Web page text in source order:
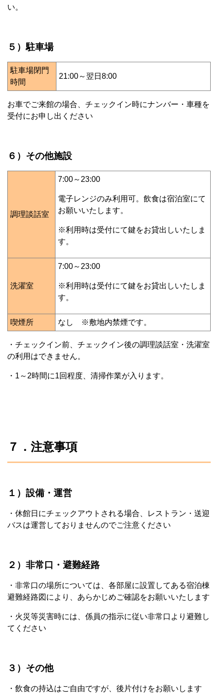
い。
５）駐車場
駐車場閉門
時間
21:00～翌日8:00
お車でご来館の場合、チェックイン時にナンバー・車種を
受付にお申し出ください
６）その他施設
調理談話室
7:00～23:00
電子レンジのみ利用可。飲食は宿泊室にて
お願いいたします。
※利用時は受付にて鍵をお貸出しいたしま
す。
洗濯室
7:00～23:00
※利用時は受付にて鍵をお貸出しいたしま
す。
喫煙所 なし ※敷地内禁煙です。
・チェックイン前、チェックイン後の調理談話室・洗濯室
の利用はできません。
・1～2時間に1回程度、清掃作業が入ります。
７．注意事項
１）設備・運営
・休館日にチェックアウトされる場合、レストラン・送迎
バスは運営しておりませんのでご注意ください
２）非常口・避難経路
・非常口の場所については、各部屋に設置してある宿泊棟
避難経路図により、あらかじめご確認をお願いいたします
・火災等災害時には、係員の指示に従い非常口より避難し
てください
３）その他
・飲食の持込はご自由ですが、後片付けをお願いします